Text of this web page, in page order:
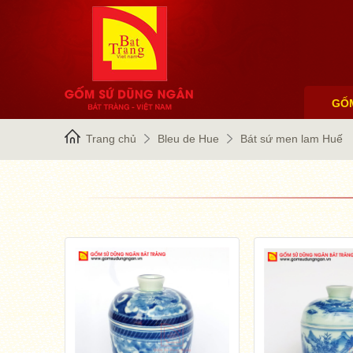
Trang chủ Bleu de Hue Bát sứ men lam Huế